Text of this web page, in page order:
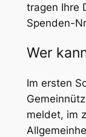
tragen Ihre
Spenden-
Wer
Im ersten
meldet, im